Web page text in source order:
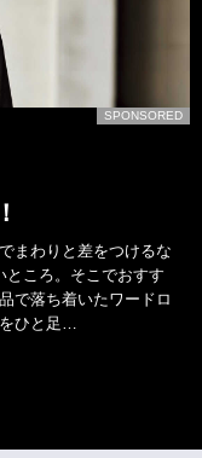
SPONSORED
まわりと差をつけるな
ところ。そこでおすす
で落ち着いたワードロ
ひと足…